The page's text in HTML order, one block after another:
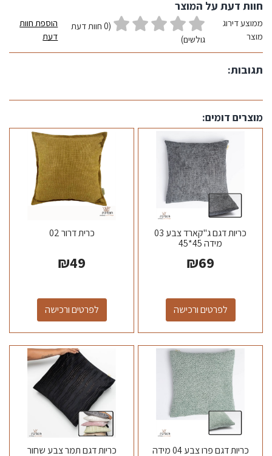
חוות דעת על המוצר
ממוצע דירוג
מוצר
(0 חוות דעת
גולשים)
הוספת חוות
דעת
תגובות:
מוצרים דומים:
כריות דגם ג"קארד צבע 03
מידה 45*45
₪69
לפרטים ורכישה
כרית דרור 02
₪49
לפרטים ורכישה
כריות דגם פרו צבע 04 מידה
כריות דגם תמר צבע שחור